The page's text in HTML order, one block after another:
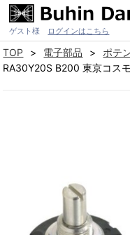
ゲスト様 ログインはこちら
TOP 電子部品
ポテ
RA30Y20S B200 東京コス